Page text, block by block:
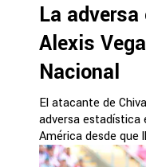
La
Alexis
Nacional
El atacante de
adversa
América desde que